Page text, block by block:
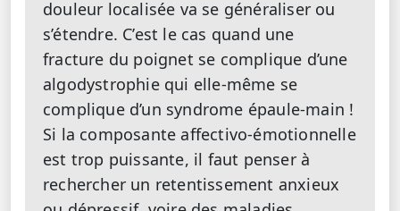
douleur localisée va se généraliser ou
s’étendre. C’est le cas quand une
fracture du poignet se complique d’une
algodystrophie qui elle-même se
complique d’un syndrome épaule-main !
Si la composante affectivo-émotionnelle
est trop puissante, il faut penser à
rechercher un retentissement anxieux